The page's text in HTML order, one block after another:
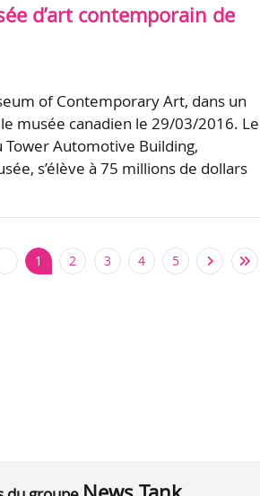
d’art contemporain de
of Contemporary Art, dans un
musée canadien le 29/03/2016. Le
Automotive Building,
s’élève à 75 millions de dollars
1 2 3 4 5